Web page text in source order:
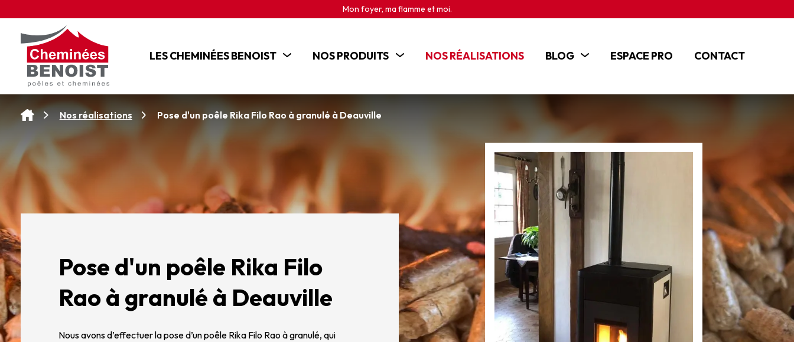
Mon foyer, ma flamme et moi.
LES CHEMINÉES BENOIST
NOS SERVICES
NOS PRODUITS
CHEMINÉES
CUISINIÈRES BOIS
BRASEROS ET CHEMINÉES D'EXTÉRIEUR
NOS RÉALISATIONS BLOG
TUTOS ET VIDÉOS
ESPACE PRO CONTACT
Nos réalisations Pose d'un poêle Rika Filo Rao à granulé à Deauville
Pose d'un poêle Rika Filo
Rao à granulé à Deauville
Nous avons d’effectuer la pose d’un poêle Rika Filo Rao à granulé, qui